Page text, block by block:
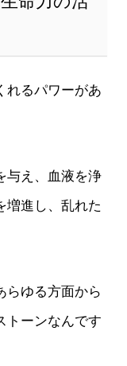
れるパワーがあ
与え、血液を浄
増進し、乱れた
らゆる方面から
トーンなんです